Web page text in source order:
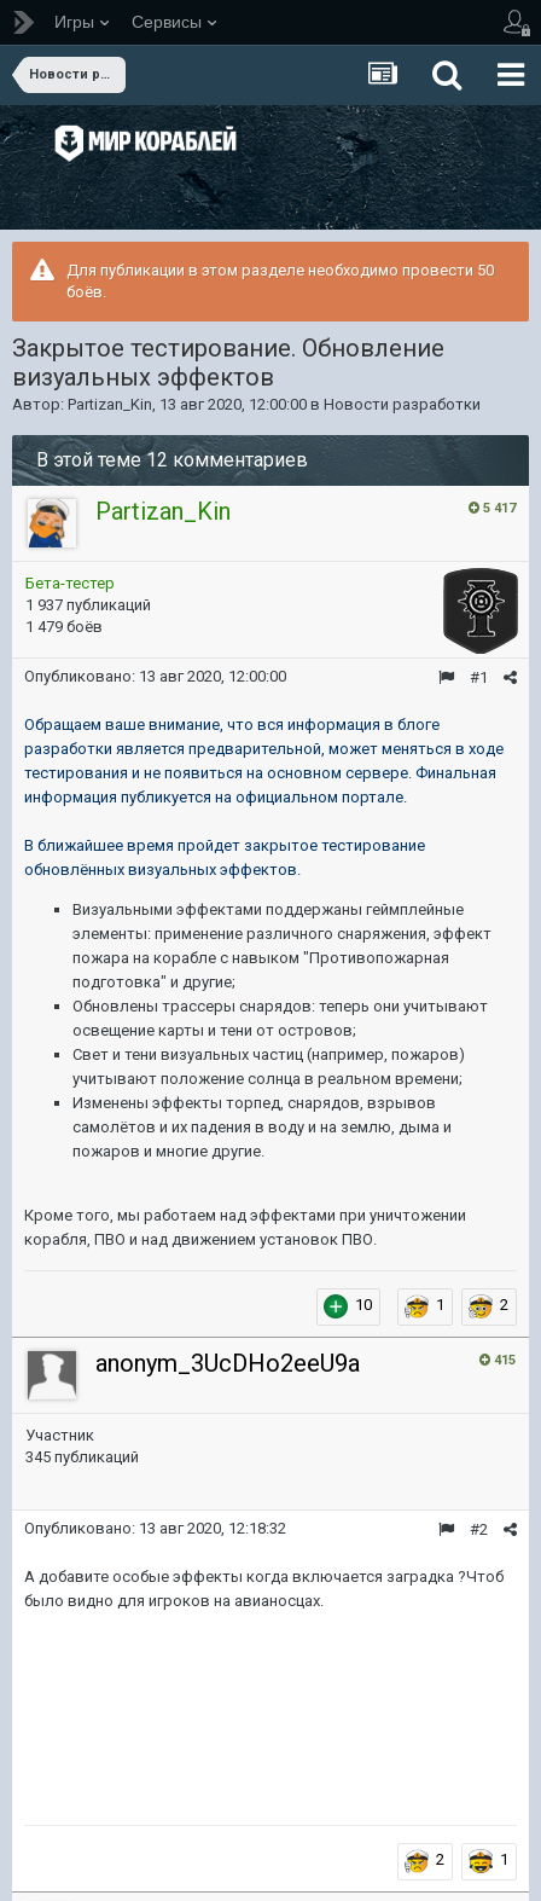
Игры Сервисы
Новости разработки
Для публикации в этом разделе необходимо провести 50
боёв.
Закрытое тестирование. Обновление
визуальных эффектов
Автор: Partizan_Kin, 13 авг 2020, 12:00:00 в Новости разработки
В этой теме 12 комментариев
5 417
Partizan_Kin
Бета-тестер
1 937 публикаций
1 479 боёв
#1
Опубликовано: 13 авг 2020, 12:00:00
Обращаем ваше внимание, что вся информация в блоге
разработки является предварительной, может меняться в ходе
тестирования и не появиться на основном сервере. Финальная
информация публикуется на официальном портале.
В ближайшее время пройдет закрытое тестирование
обновлённых визуальных эффектов.
Визуальными эффектами поддержаны геймплейные
элементы: применение различного снаряжения, эффект
пожара на корабле с навыком "Противопожарная
подготовка" и другие;
Обновлены трассеры снарядов: теперь они учитывают
освещение карты и тени от островов;
Свет и тени визуальных частиц (например, пожаров)
учитывают положение солнца в реальном времени;
Изменены эффекты торпед, снарядов, взрывов
самолётов и их падения в воду и на землю, дыма и
пожаров и многие другие.
Кроме того, мы работаем над эффектами при уничтожении
корабля, ПВО и над движением установок ПВО.
10 1 2
415
anonym_3UcDHo2eeU9a
Участник
345 публикаций
#2
Опубликовано: 13 авг 2020, 12:18:32
А добавите особые эффекты когда включается заградка ?Чтоб
было видно для игроков на авианосцах.
2 1